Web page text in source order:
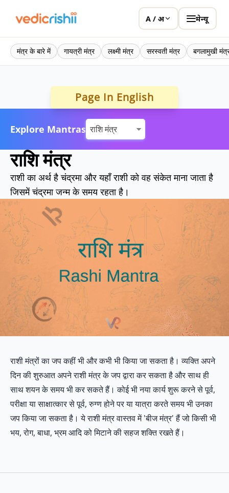
A / अ मेन्यू
मंत्र के बारे में गायत्री मंत्र लक्ष्मी मंत्र सरस्वती मंत्र बगलामुखी
Page In English
Explore Mantras
राशि मंत्र
राशी का अर्थ है चंद्रमा और यहाँ राशी को वह संकेत माना जाता है
जिसमें चंद्रमा जन्म के समय रहता है।
राशी मंत्रों का जप कहीं भी और कभी भी किया जा सकता है। व्यक्ति अपने
दिन की शुरुआत अपने राशी मंत्र के जप द्वारा कर सकता है और साथ ही
साथ शयन के समय भी कर सकते हैं। कोई भी नया कार्य शुरू करने से पूर्व,
परीक्षा या साक्षात्कार से पूर्व, रुग्ण होने पर या यात्रा करते समय भी उनका
जप किया जा सकता है। ये राशी मंत्र वास्तव में 'बीज मंत्र' हैं जो किसी भी
भय, रोग, बाधा, भ्रम आदि को मिटाने की सहज शक्ति रखते हैं।